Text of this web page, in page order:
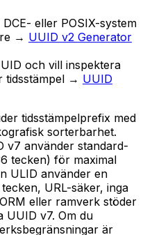
eller POSIX-system
→ UUID v2 Generator
och vill inspektera
tidsstämpel → UUID
tidsstämpelprefix med
sorterbarhet.
v7 använder standard-
tecken) för maximal
ULID använder en
URL-säker, inga
eller ramverk stöder
UUID v7. Om du
är